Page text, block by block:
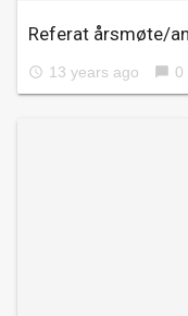
Referat årsmøte/
access_time 13 years ago chat_bubble 0